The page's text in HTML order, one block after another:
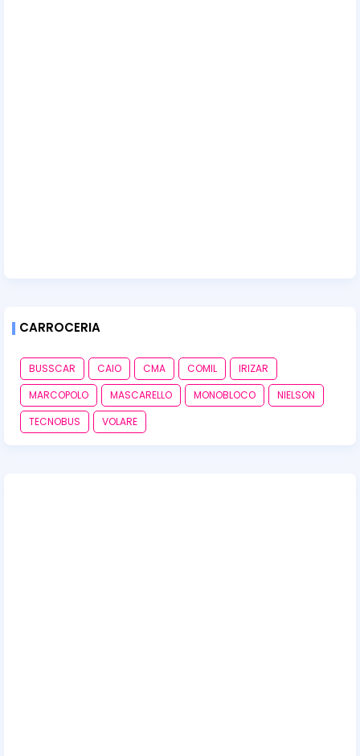
CARROCERIA
BUSSCAR CAIO CMA COMIL
IRIZAR
MARCOPOLO
MASCARELLO MONOBLOCO
NIELSON
TECNOBUS
VOLARE